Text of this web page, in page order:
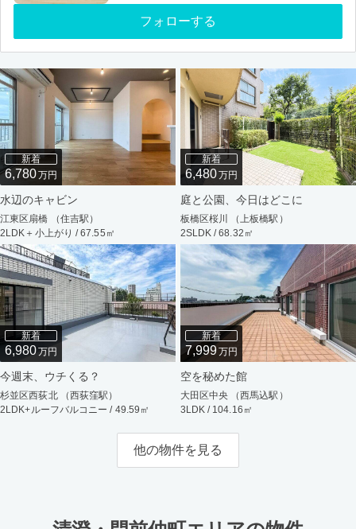
フォローする
新着
6,780万円
水辺のキャビン
江東区扇橋 （住吉駅）
2LDK＋小上がり / 67.55㎡
新着
6,480万円
庭と公園、今日はどこに
板橋区桜川 （上板橋駅）
2SLDK / 68.32㎡
新着
6,980万円
今週末、ウチくる？
杉並区西荻北 （西荻窪駅）
2LDK+ルーフバルコニー / 49.59㎡
新着
7,999万円
空を秘めた館
大田区中央 （西馬込駅）
3LDK / 104.16㎡
他の物件を見る